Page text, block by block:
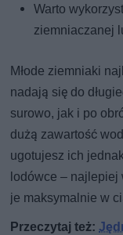
Warto
ziemniaczanej
Młode ziemniaki
nadają się do
surowo, jak i po
dużą zawartość
ugotujesz ich
lodówce –
je maksymalnie w
Przeczytaj też: